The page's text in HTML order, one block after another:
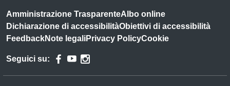
Amministrazione TrasparenteAlbo online
Dichiarazione di accessibilitàObiettivi di accessibilità
FeedbackNote legaliPrivacy PolicyCookie
Seguici su: